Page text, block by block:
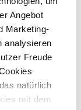
Angebot
Marketing-
analysieren
Freude
natürlich
mit dem